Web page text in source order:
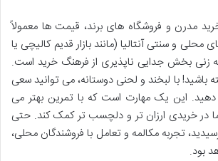
مدرن و فروشگاه های برند، قیمت ها معمولاً
محلی و سنتی آنتالیا (مانند بازار قدیم کالیچی یا
زنی بخش جدایی ناپذیری از فرهنگ خرید است.
باشید! با لبخند و لحنی دوستانه، می توانید سعی
این یک مهارت است که با تمرین بهتر می
در خریدی ارزان تر و دلچسب تر کمک کند. حتی
تجربه مکالمه و تعامل با فروشندگان محلی،
بود.